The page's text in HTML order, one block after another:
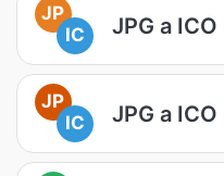
JP
IC
JPG a ICO
JP
IC
JPG a ICO